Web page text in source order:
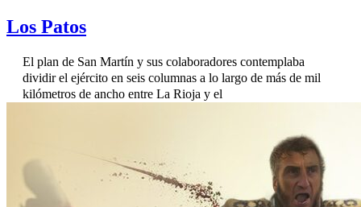
Los Patos
El plan de San Martín y sus colaboradores contemplaba
dividir el ejército en seis columnas a lo largo de más de mil
kilómetros de ancho entre La Rioja y el